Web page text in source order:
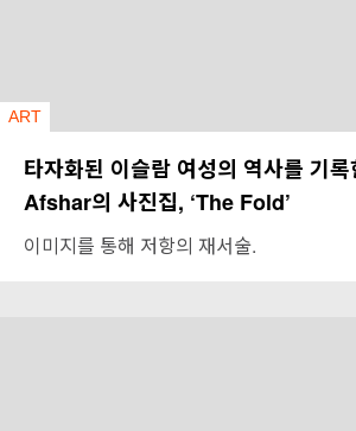
ART
타자화된 이슬람 여성의 역사를 기
Afshar의 사진집, ‘The Fold’
이미지를 통해 저항의 재서술.